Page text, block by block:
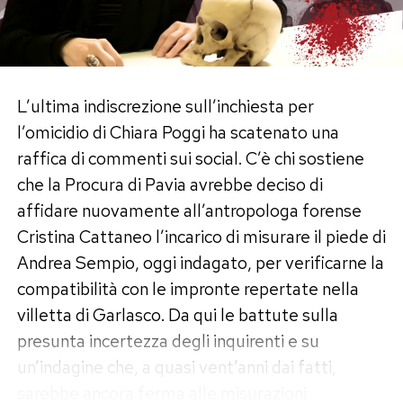
fino a un’eventuale sentenza
definitiva di condanna.
ulteriori dettagli sull’inchiesta e sulla posizione
difensiva dell’ex protagonista diUomini e
Donne.
Post Views: 448
Prima della definizione del procedimento,
Fabrizio Corona aveva già versato
circa 40
dell’Agenzia delle Entrate. La pena è stata
inoltre concordata in continuazione con una
precedente condanna definitiva relativa al
fallimento di un’altra società riconducibile all’ex
fotografo dei vip.
La posizione della madre Gabriella
Privitera
Nel processo è imputata ancheGabriella
Privitera, madre di Fabrizio Corona, difesa
L’ultima indiscrezione sull’inchiesta per
l’omicidio di Chiara Poggi ha scatenato una
raffica di commenti sui social. C’è chi sostiene
che la Procura di Pavia avrebbe deciso di
affidare nuovamente all’antropologa forense
Cristina Cattaneo l’incarico di misurare il piede di
Andrea Sempio, oggi indagato, per verificarne la
compatibilità con le impronte repertate nella
villetta di Garlasco. Da qui le battute sulla
presunta incertezza degli inquirenti e su
un’indagine che, a quasi vent’anni dai fatti,